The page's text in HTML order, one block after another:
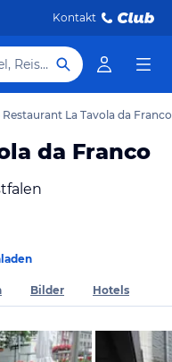
Kontakt
Hotel, Reiseziel
La Tavola da Franco
da Franco
Bilder Hotels